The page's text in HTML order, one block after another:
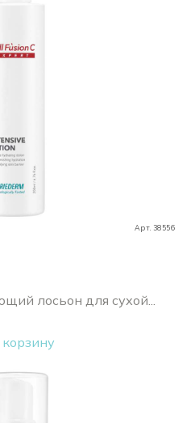
Арт. 38556
лосьон для сухой...